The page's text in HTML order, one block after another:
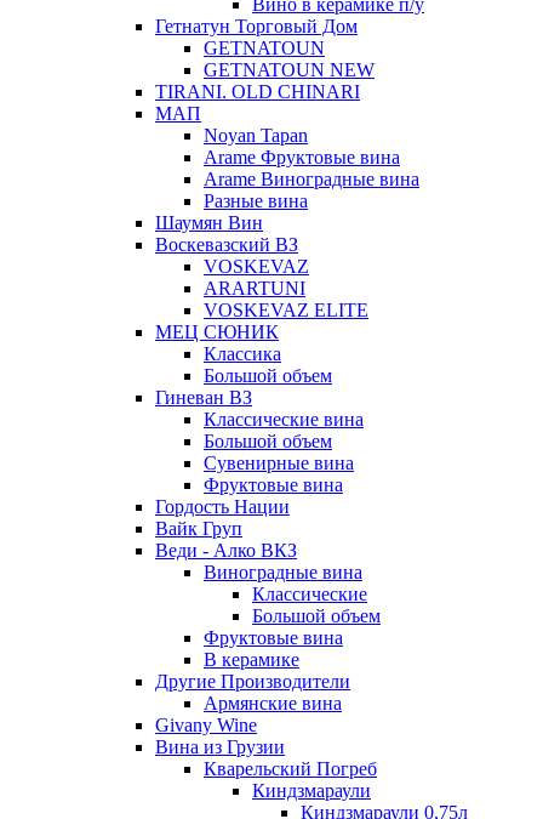
Вино в керамике п/у
Гетнатун Торговый Дом
GETNATOUN
GETNATOUN NEW
TIRANI. OLD CHINARI
МАП
Noyan Tapan
Arame Фруктовые вина
Arame Виноградные вина
Разные вина
Шаумян Вин
Воскевазский ВЗ
VOSKEVAZ
ARARTUNI
VOSKEVAZ ELITE
МЕЦ СЮНИК
Классика
Большой объем
Гиневан ВЗ
Классические вина
Большой объем
Сувенирные вина
Фруктовые вина
Гордость Нации
Вайк Груп
Веди - Алко ВКЗ
Виноградные вина
Классические
Большой объем
Фруктовые вина
В керамике
Другие Производители
Армянские вина
Givany Wine
Вина из Грузии
Кварельский Погреб
Киндзмараули
Киндзмараули 0,75л